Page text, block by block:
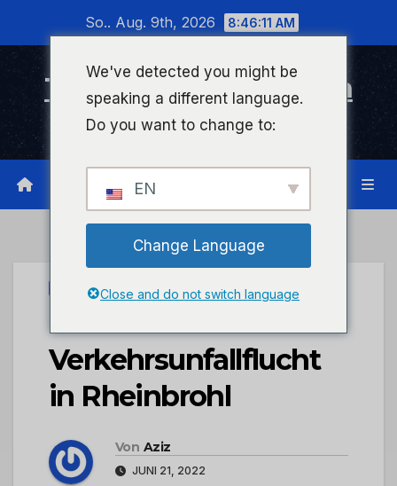
wechseln
So.. Aug. 9th, 2026 8:46:11 AM
Timeline Bad Kreuznach
Infonetzwerk für Bad Kreuznach
UNCATEGORIZED
POL-PDNR:
Verkehrsunfallflucht
in Rheinbrohl
Von Aziz
JUNI 21, 2022
We've detected you might be
speaking a different language.
Do you want to change to:
EN
Change Language
Close and do not switch language